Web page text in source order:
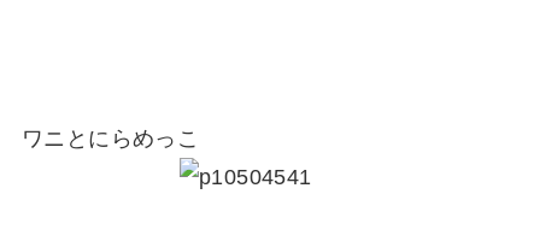
ワニとにらめっこ